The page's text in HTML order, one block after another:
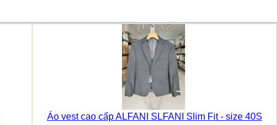
Áo vest cao cấp ALFANI SLFANI Slim Fit - size 40S